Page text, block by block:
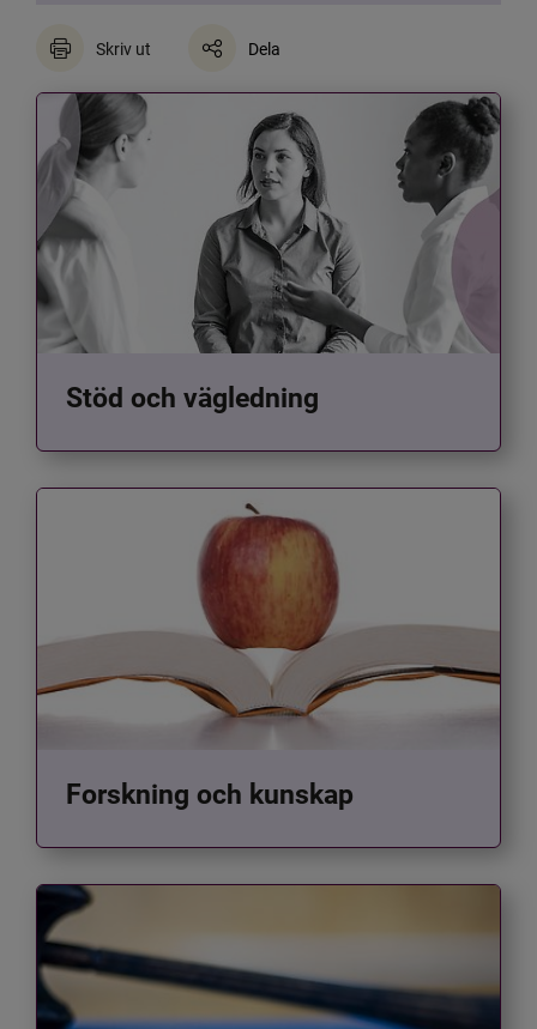
Skriv ut Dela
Stöd och vägledning
Forskning och kunskap